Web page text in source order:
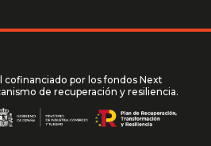
por los fondos Next
de recuperación y resiliencia.